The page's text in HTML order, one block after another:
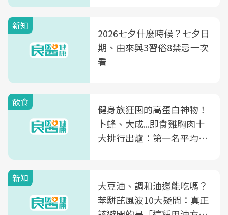
新知
2026七夕什麼時候？七夕日
期、由來與3習俗8禁忌一次
看
飲食
健身族狂囤的高蛋白神物！
卜蜂、大成...即食雞胸肉十
大排行出爐：第一名平均一
新知
大豆油、調和油還能吃嗎？
苯駢芘風波10大疑問：真正